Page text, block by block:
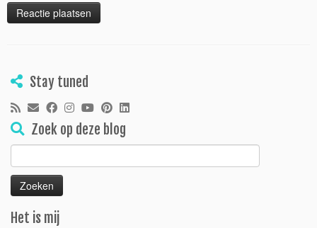
Stay tuned
Zoek op deze blog
naar:
Het is mij